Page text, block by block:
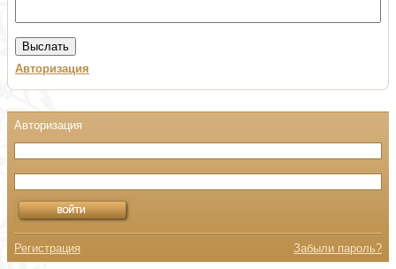
Авторизация
Регистрация Забыли пароль?